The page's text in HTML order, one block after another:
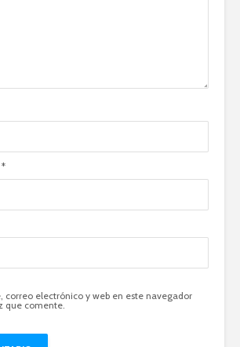
*
correo electrónico y web en este navegador
que comente.